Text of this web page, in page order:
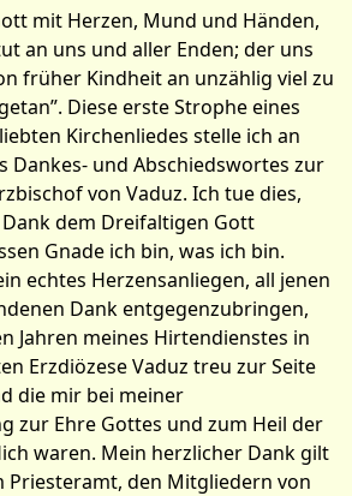
mit Herzen, Mund und Händen,
an uns und aller Enden; der uns
früher Kindheit an unzählig viel zu
Diese erste Strophe eines
Kirchenliedes stelle ich an
Dankes- und Abschiedswortes zur
von Vaduz. Ich tue dies,
dem Dreifaltigen Gott
Gnade ich bin, was ich bin.
echtes Herzensanliegen, all jenen
Dank entgegenzubringen,
Jahren meines Hirtendienstes in
Erzdiözese Vaduz treu zur Seite
die mir bei meiner
zur Ehre Gottes und zum Heil der
waren. Mein herzlicher Dank gilt
den Mitgliedern von